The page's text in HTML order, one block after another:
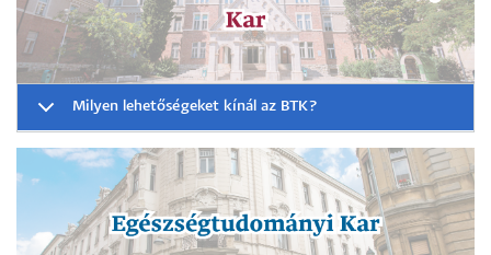
Milyen lehetőségeket kínál az BTK?